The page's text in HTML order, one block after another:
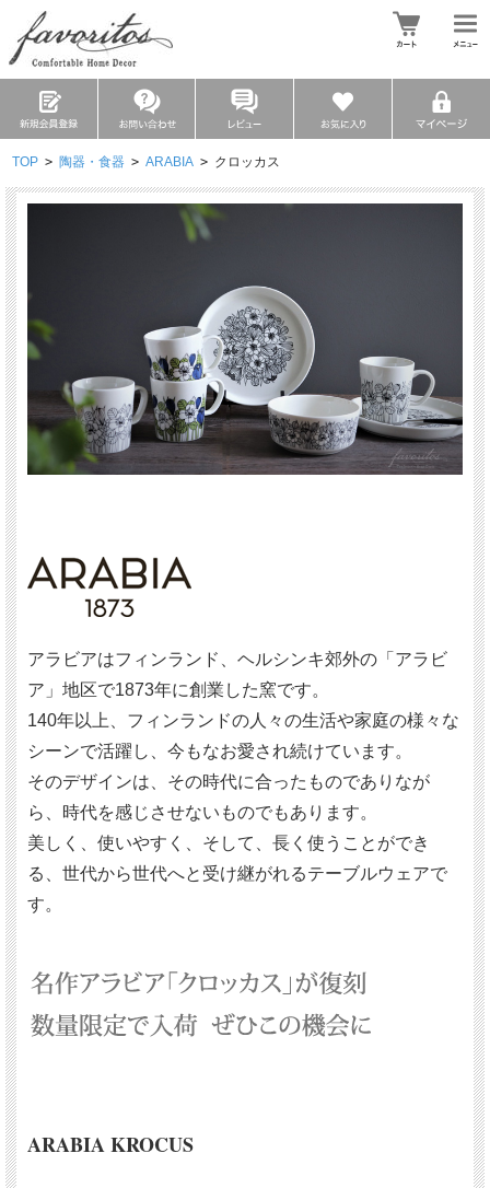
TOP > 陶器・食器 > ARABIA > クロッカス
アラビアはフィンランド、ヘルシンキ郊外の「アラビ
ア」地区で1873年に創業した窯です。
140年以上、フィンランドの人々の生活や家庭の様々な
シーンで活躍し、今もなお愛され続けています。
そのデザインは、その時代に合ったものでありなが
ら、時代を感じさせないものでもあります。
美しく、使いやすく、そして、長く使うことができ
る、世代から世代へと受け継がれるテーブルウェアで
す。
ARABIA KROCUS